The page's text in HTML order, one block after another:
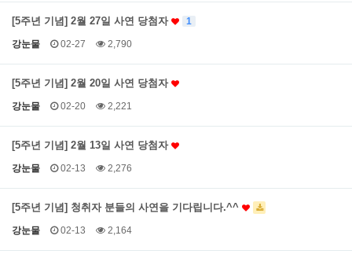
[5주년 기념] 2월 27일 사연 당첨자 1
강눈물 02-27 2,790
[5주년 기념] 2월 20일 사연 당첨자
강눈물 02-20 2,221
[5주년 기념] 2월 13일 사연 당첨자
강눈물 02-13 2,276
[5주년 기념] 청취자 분들의 사연을 기다립니다.^^
강눈물 02-13 2,164